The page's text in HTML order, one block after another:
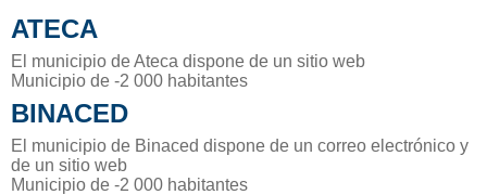
ATECA
El municipio de Ateca dispone de un sitio web
Municipio de -2 000 habitantes
BINACED
El municipio de Binaced dispone de un correo electrónico y
de un sitio web
Municipio de -2 000 habitantes